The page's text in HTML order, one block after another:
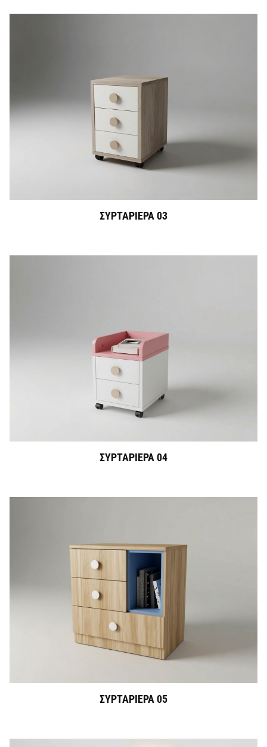
ΣΥΡΤΑΡΙΕΡΑ 03
ΣΥΡΤΑΡΙΕΡΑ 04
ΣΥΡΤΑΡΙΕΡΑ 05